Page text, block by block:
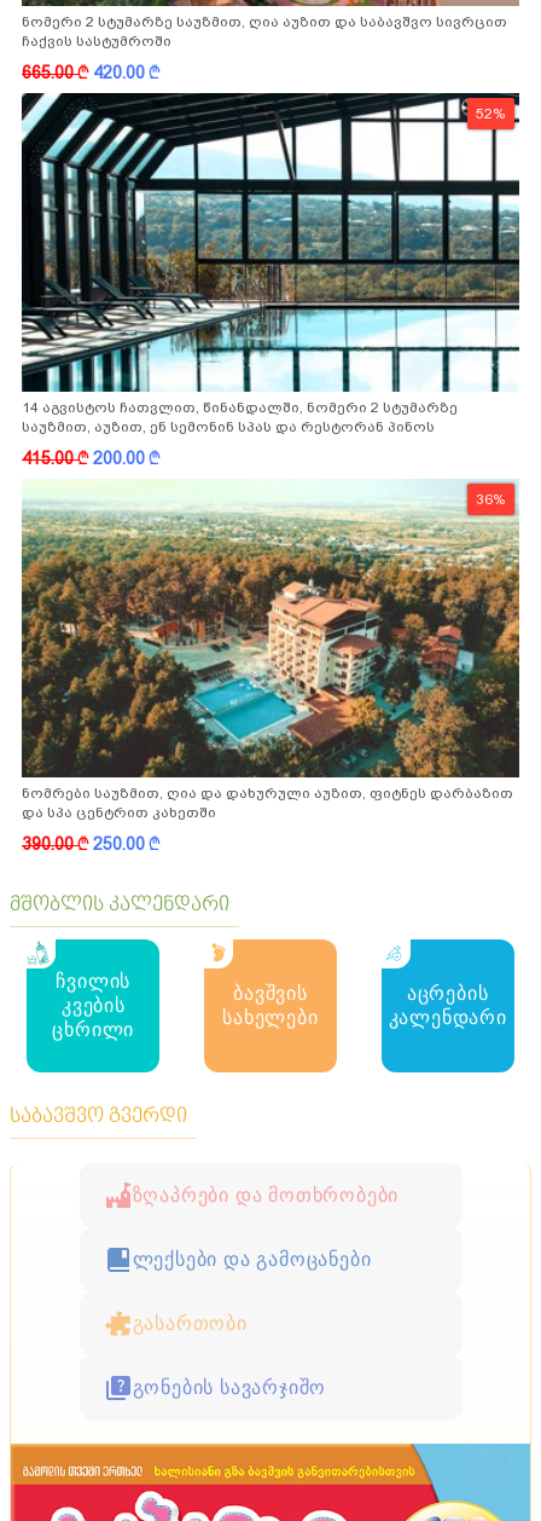
ნომერი 2 სტუმარზე საუზმით, ღია აუზით და საბავშვო სივრცით
ჩაქვის სასტუმროში
665.00k 420.00k
52%
14 აგვისტოს ჩათვლით, წინანდალში, ნომერი 2 სტუმარზე
საუზმით, აუზით, ენ სემონინ სპას და რესტორან პინოს
ფასდაკლებით
415.00k200.00k
36%
ნომრები საუზმით, ღია და დახურული აუზით, ფიტნეს დარბაზით
და სპა ცენტრით კახეთში
390.00k250.00k
მშობლის კალენდარი
ჩვილის
კვების
ცხრილი
ბავშვის
სახელები
აცრების
კალენდარი
საბავშვო გვერდი
ზღაპრები და მოთხრობები
ლექსები და გამოცანები
გასართობი
გონების სავარჯიშო